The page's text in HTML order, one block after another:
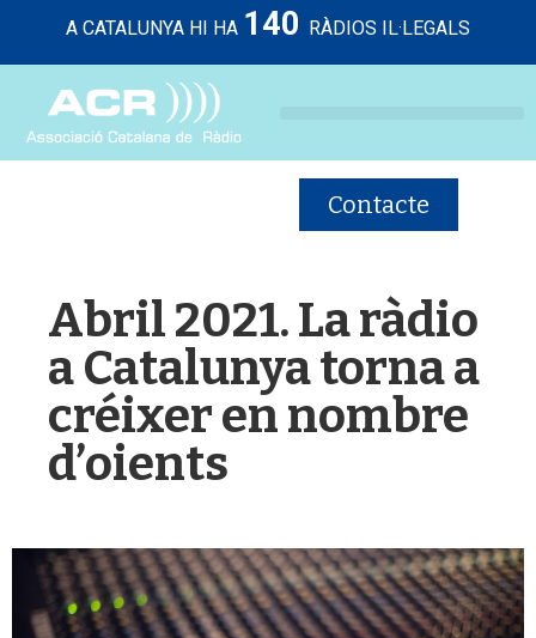
A CATALUNYA HI HA 140 RÀDIOS IL·LEGALS
Contacte
Abril 2021. La ràdio
a Catalunya torna a
créixer en nombre
d’oients